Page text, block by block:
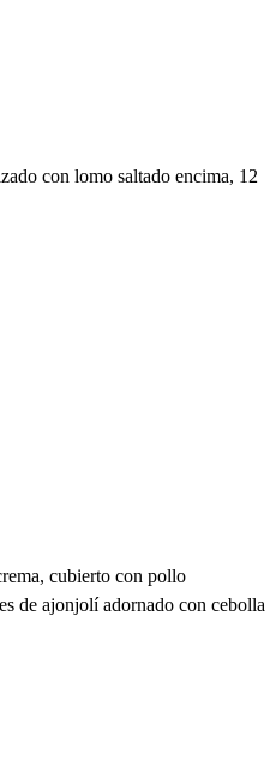
con lomo saltado encima, 12
cubierto con pollo
de ajonjolí adornado con cebolla